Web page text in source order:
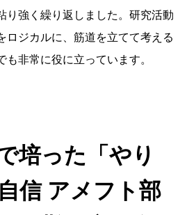
り強く繰り返しました。研究活動
ロジカルに、筋道を立てて考える
も非常に役に立っています。
培った「やり
信 アメフト部